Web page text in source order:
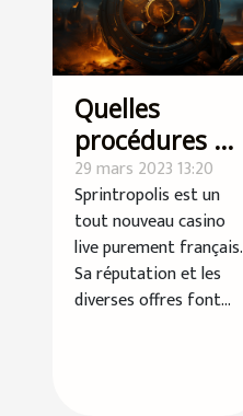
Quelles
procédures à
suivre pour
s'inscrire sur
SPINTROPOLIS
casino ?
29 mars 2023 13:20
Sprintropolis est un
tout nouveau casino
live purement français.
Sa réputation et les
diverses offres font...